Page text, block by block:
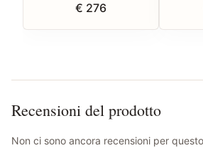
€ 276
Recensioni del prodotto
Non ci sono ancora recensioni per